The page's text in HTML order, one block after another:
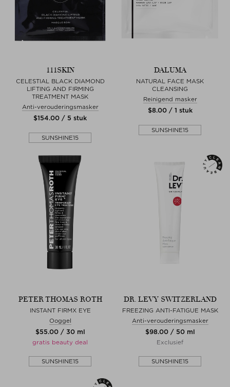
111SKIN
CELESTIAL BLACK DIAMOND
LIFTING AND FIRMING
TREATMENT MASK
Anti-verouderingsmasker
$‌154.00 / 5 stuk
SUNSHINE15
DALUMA
NATURAL FACE MASK
CLEANSING
Reinigend masker
$‌8.00 / 1 stuk
SUNSHINE15
PETER THOMAS ROTH
INSTANT FIRMX EYE
Ooggel
$‌55.00 / 30 ml
gratis beauty deal
SUNSHINE15
DR. LEVY SWITZERLAND
FREEZING ANTI-FATIGUE MASK
Anti-verouderingsmasker
$‌98.00 / 50 ml
Exclusief
SUNSHINE15